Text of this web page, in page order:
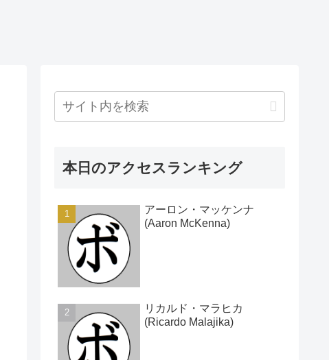
本日のアクセスランキング
アーロン・マッケンナ
(Aaron McKenna)
リカルド・マラヒカ
(Ricardo Malajika)